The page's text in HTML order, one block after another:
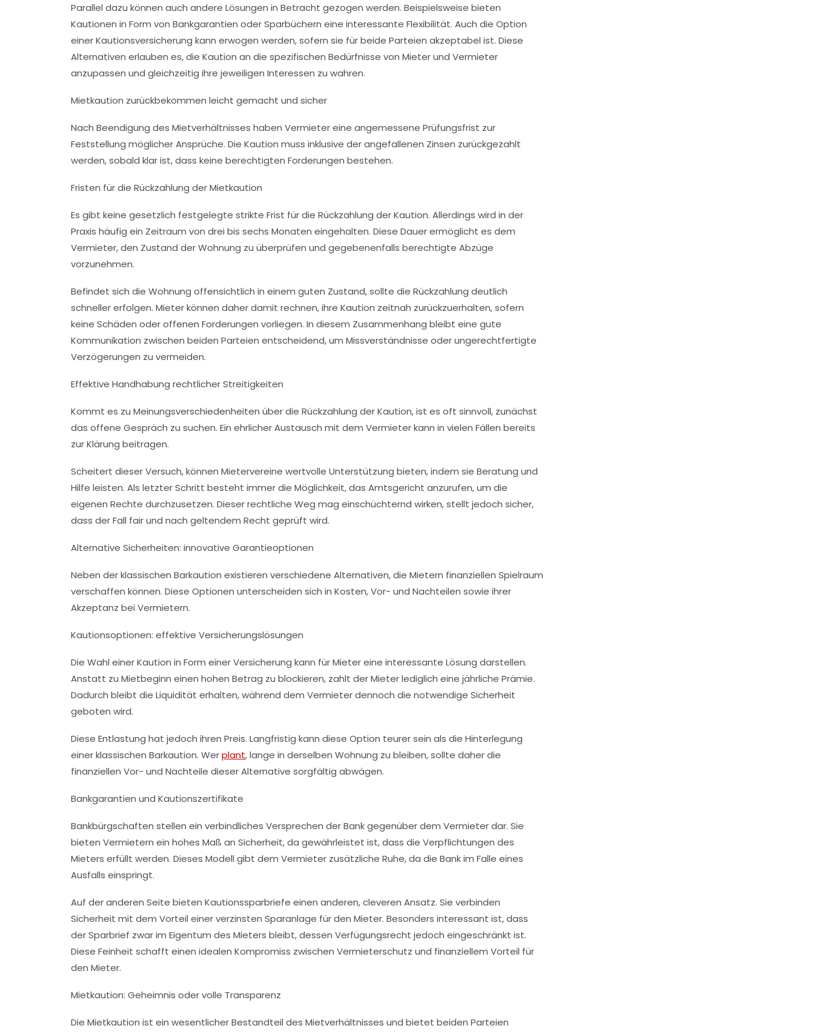
Parallel dazu können auch andere Lösungen in Betracht gezogen werden. Beispielsweise bieten
Kautionen in Form von Bankgarantien oder Sparbüchern eine interessante Flexibilität. Auch die Option
einer Kautionsversicherung kann erwogen werden, sofern sie für beide Parteien akzeptabel ist. Diese
Alternativen erlauben es, die Kaution an die spezifischen Bedürfnisse von Mieter und Vermieter
anzupassen und gleichzeitig ihre jeweiligen Interessen zu wahren.
Mietkaution zurückbekommen leicht gemacht und sicher
Nach Beendigung des Mietverhältnisses haben Vermieter eine angemessene Prüfungsfrist zur
Feststellung möglicher Ansprüche. Die Kaution muss inklusive der angefallenen Zinsen zurückgezahlt
werden, sobald klar ist, dass keine berechtigten Forderungen bestehen.
Fristen für die Rückzahlung der Mietkaution
Es gibt keine gesetzlich festgelegte strikte Frist für die Rückzahlung der Kaution. Allerdings wird in der
Praxis häufig ein Zeitraum von drei bis sechs Monaten eingehalten. Diese Dauer ermöglicht es dem
Vermieter, den Zustand der Wohnung zu überprüfen und gegebenenfalls berechtigte Abzüge
vorzunehmen.
Befindet sich die Wohnung offensichtlich in einem guten Zustand, sollte die Rückzahlung deutlich
schneller erfolgen. Mieter können daher damit rechnen, ihre Kaution zeitnah zurückzuerhalten, sofern
keine Schäden oder offenen Forderungen vorliegen. In diesem Zusammenhang bleibt eine gute
Kommunikation zwischen beiden Parteien entscheidend, um Missverständnisse oder ungerechtfertigte
Verzögerungen zu vermeiden.
Effektive Handhabung rechtlicher Streitigkeiten
Kommt es zu Meinungsverschiedenheiten über die Rückzahlung der Kaution, ist es oft sinnvoll, zunächst
das offene Gespräch zu suchen. Ein ehrlicher Austausch mit dem Vermieter kann in vielen Fällen bereits
zur Klärung beitragen.
Scheitert dieser Versuch, können Mietervereine wertvolle Unterstützung bieten, indem sie Beratung und
Hilfe leisten. Als letzter Schritt besteht immer die Möglichkeit, das Amtsgericht anzurufen, um die
eigenen Rechte durchzusetzen. Dieser rechtliche Weg mag einschüchternd wirken, stellt jedoch sicher,
dass der Fall fair und nach geltendem Recht geprüft wird.
Alternative Sicherheiten: innovative Garantieoptionen
Neben der klassischen Barkaution existieren verschiedene Alternativen, die Mietern finanziellen Spielraum
verschaffen können. Diese Optionen unterscheiden sich in Kosten, Vor- und Nachteilen sowie ihrer
Akzeptanz bei Vermietern.
Kautionsoptionen: effektive Versicherungslösungen
Die Wahl einer Kaution in Form einer Versicherung kann für Mieter eine interessante Lösung darstellen.
Anstatt zu Mietbeginn einen hohen Betrag zu blockieren, zahlt der Mieter lediglich eine jährliche Prämie.
Dadurch bleibt die Liquidität erhalten, während dem Vermieter dennoch die notwendige Sicherheit
geboten wird.
Diese Entlastung hat jedoch ihren Preis. Langfristig kann diese Option teurer sein als die Hinterlegung
einer klassischen Barkaution. Werplant, lange in derselben Wohnung zu bleiben, sollte daher die
finanziellen Vor- und Nachteile dieser Alternative sorgfältig abwägen.
Bankgarantien und Kautionszertifikate
Bankbürgschaften stellen ein verbindliches Versprechen der Bank gegenüber dem Vermieter dar. Sie
bieten Vermietern ein hohes Maß an Sicherheit, da gewährleistet ist, dass die Verpflichtungen des
Mieters erfüllt werden. Dieses Modell gibt dem Vermieter zusätzliche Ruhe, da die Bank im Falle eines
Ausfalls einspringt.
Auf der anderen Seite bieten Kautionssparbriefe einen anderen, cleveren Ansatz. Sie verbinden
Sicherheit mit dem Vorteil einer verzinsten Sparanlage für den Mieter. Besonders interessant ist, dass
der Sparbrief zwar im Eigentum des Mieters bleibt, dessen Verfügungsrecht jedoch eingeschränkt ist.
Diese Feinheit schafft einen idealen Kompromiss zwischen Vermieterschutz und finanziellem Vorteil für
den Mieter.
Mietkaution: Geheimnis oder volle Transparenz
Die Mietkaution ist ein wesentlicher Bestandteil des Mietverhältnisses und bietet beiden Parteien